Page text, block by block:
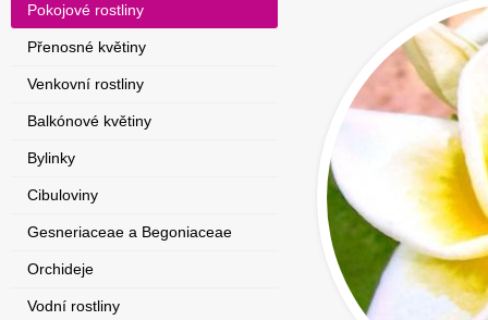
Pokojové rostliny
Přenosné květiny
Venkovní rostliny
Balkónové květiny
Bylinky
Cibuloviny
Gesneriaceae a Begoniaceae
Orchideje
Vodní rostliny